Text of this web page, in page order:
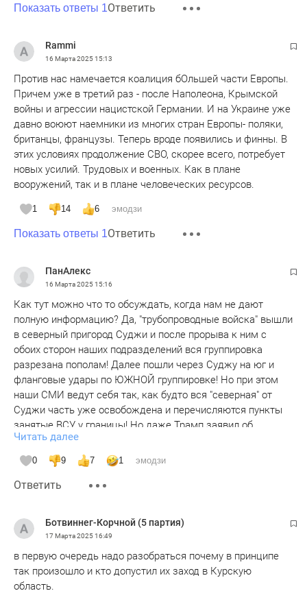
Показать ответы 1Ответить
Rammi
16 Марта 202515:13
Против нас намечается коалиция бОльшей части Европы.
Причем уже в третий раз - после Наполеона, Крымской
войны и агрессии нацистской Германии. И на Украине уже
давно воюют наемники из многих стран Европы- поляки,
британцы, французы. Теперь вроде появились и финны. В
этих условиях продолжение СВО, скорее всего, потребует
новых усилий. Трудовых и военных. Как в плане
вооружений, так и в плане человеческих ресурсов.
1 14 6 эмодзи
Показать ответы 1Ответить
ПанАлекс
16 Марта 202515:16
Как тут можно что то обсуждать, когда нам не дают
полную информацию? Да, "трубопроводные войска" вышли
в северный пригород Суджи и после прорыва к ним с
обоих сторон наших подразделений вся группировка
разрезана пополам! Далее пошли через Суджу на юг и
фланговые удары по ЮЖНОЙ группировке! Но при этом
наши СМИ ведут себя так, как будто вся "северная" от
Суджи часть уже освобождена и перечисляются пункты
занятые ВСУ у границы! Но даже Трамп заявил об
окружении большой группы! Да и украинские эксперты
называют цифру в 7000 окруженных! А в каких локациях и
что там с "зачисткой" окруженных -что то нет инфы! Ну
кроме что истекает срок ультиматума...
Читать далее
0 9 7 1 эмодзи
Ответить
Ботвиннег-Корчной (5 партия)
17 Марта 202516:49
в первую очередь надо разобраться почему в принципе
так произошло и кто допустил их заход в Курскую
область.